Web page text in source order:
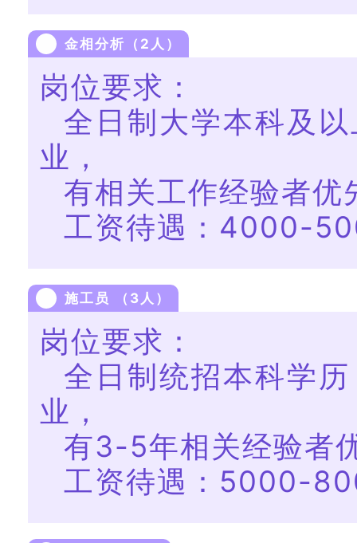
金相分析（2人）
岗位要求：
全日制大学本科及
业，
有相关工作经验者优
工资待遇：4000-
施工员 （3人）
岗位要求：
全日制统招本科学
业，
有3-5年相关经验者
工资待遇：5000-